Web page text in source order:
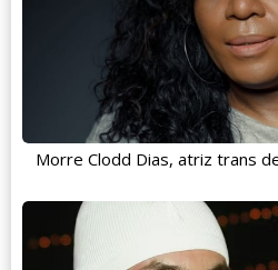
Morre Clodd Dias, atriz trans